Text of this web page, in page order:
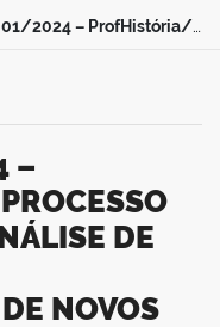
EDITAL N° 001/2024 – ProfHistória/UFNT PROCESSO SIMPLIFICADO DE ANÁLISE DE SOLICITAÇÃO DE CREDENCIAMENTO DE NOVOS DOCENTES DO ProfHistória/UFNT
DE
NOVOS